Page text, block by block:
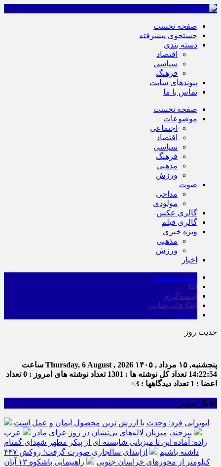
صفحه نخست
جستجوی پیشرفته
دسته بندی
اقتصاد
سیاسی
فرهنگ
پیوندهای سایت
تماس با ما
صفحه نخست
موضوعات
اجتماعی
اقتصاد
سیاسی
فرهنگ
مذهبی
ورزش
صوت
مداحی
مولودی
گالری عکس
گالری فیلم
ویژه خبری
مذهبی
ورزش
اخبار
صفحه نخست
ایتا
اینستاگرام
اطلاعات سایت
برو بالا
حدیث روز
پنجشنبه, ۱۵ مرداد , ۱۴۰۵ Thursday, 6 August , 2026 ساعت
14:22:54 تعداد کل نوشته ها : 1301 تعداد نوشته های امروز : 0
تعداد
اعضا : 1
تعداد دیدگاهها : 3 ×
اخبار مهم
ابوترابی فرد: وحدت با ارزش ترین محصول ایمان و عمل است
بیرجند، میزبان لاله‌های بی‌نشان در روز عزای مادر
عرب
زاده: آماده این تا میزبانی شایسته ای از پیکر مطهر شهدای گمنام
داشته باشیم
ازابتدای سالجاری صورت گرفت؛ روکش ۴۴۷
کیلومتر از محورهای خراسان جنوبی
راهپیمایی باشکوه ۱۳ آبان